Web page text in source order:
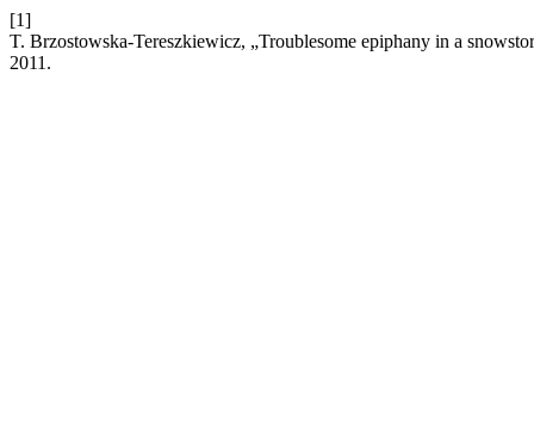
[1]
T. Brzostowska-Tereszkiewicz, „Troublesome epiphany in a
2011.